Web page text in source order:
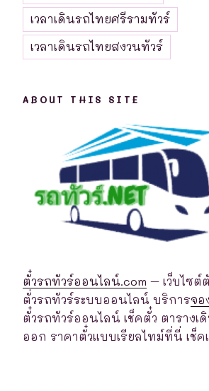
เวลาเดินรถไทยศรีรามทัวร์
เวลาเดินรถไทยสงวนทัวร์
ABOUT THIS SITE
ตั๋วรถทัวร์ออนไลน์.com – เว็บไซต์
ตั่วรถทัวร์ระบบออนไลน์ บริการจอ
ตั๋วรถทัวร์ออนไลน์ เช็คตั๋ว ตารางเ
ออก ราคาตั๋วแบบเรียลไทม์ที่นี่ เช็ค